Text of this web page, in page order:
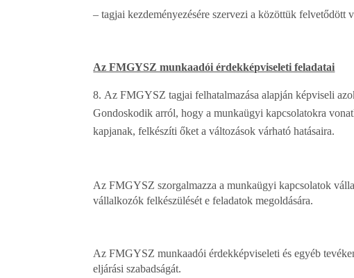
– tagjai kezdeményezésére szervezi a közöttük felvetődött
Az FMGYSZ munkaadói érdekképviseleti feladatai
Az FMGYSZ tagjai felhatalmazása alapján képviseli
Gondoskodik arról, hogy a munkaügyi kapcsolatokra
kapjanak, felkészíti őket a változások várható hatásaira.
Az FMGYSZ szorgalmazza a munkaügyi kapcsolatok
vállalkozók felkészülését e feladatok megoldására.
Az FMGYSZ munkaadói érdekképviseleti és egyéb
eljárási szabadságát.